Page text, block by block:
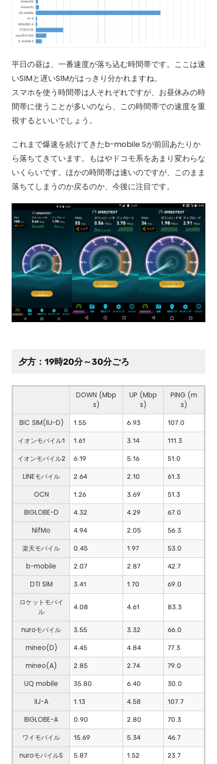
平日の昼は、一番速度が落ち込む時間帯です。ここは速
いSIMと遅いSIMがはっきり分かれますね。
スマホを使う時間帯は人それぞれですが、お昼休みの時
間帯に使うことが多いのなら、この時間帯での速度を重
視するといいでしょう。
これまで爆速を続けてきたb-mobile Sが前回あたりか
ら落ちてきています。もはやドコモ系をあまり変わらな
いくらいです。ほかの時間帯は速いのですが、このまま
落ちてしまうのか戻るのか、今後に注目です。
夕方：19時20分～30分ごろ
DOWN (Mbp
s)
UP (Mbp
s)
PING (m
s)
BIC SIM(IIJ-D)
1.55 6.93
107.0
イオンモバイル1
1.61 3.14
111.3
イオンモバイル2
6.19 5.16
51.0
LINEモバイル
2.64 2.10
61.3
OCN
1.26 3.69
51.3
BIGLOBE-D
4.32 4.29
67.0
NifMo
4.94 2.05
56.3
楽天モバイル
0.45 1.97
53.0
b-mobile
2.07 2.87
42.7
DTI SIM
3.41 1.70
69.0
ロケットモバイ
ル
4.08 4.61 83.3
nuroモバイル 3.55 3.32
66.0
mineo(D)
4.45 4.84
77.3
mineo(A)
2.85 2.74
79.0
UQ mobile
35.80 6.40
30.0
IIJ-A
1.13 4.58
107.7
BIGLOBE-A
0.90 2.80
70.3
ワイモバイル
15.69 5.34
46.7
nuroモバイルS
5.87 1.52
23.7